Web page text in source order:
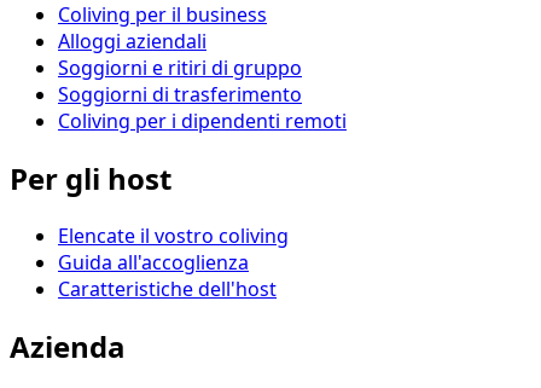
Coliving per il business
Alloggi aziendali
Soggiorni e ritiri di gruppo
Soggiorni di trasferimento
Coliving per i dipendenti remoti
Per gli host
Elencate il vostro coliving
Guida all'accoglienza
Caratteristiche dell'host
Azienda